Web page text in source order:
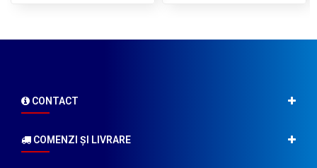
CONTACT
COMENZI ŞI LIVRARE